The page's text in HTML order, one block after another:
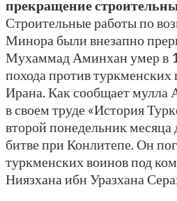
прекращение
Строительные работы по
Минора были внезапно
Мухаммад Аминхан умер в
похода против туркменских
Ирана. Как сообщает
в своем труде «История
второй понедельник
битве при Конлитепе. Он
туркменских воинов под
Ниязхана ибн Уразхана